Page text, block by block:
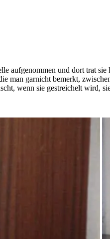
aufgenommen und dort trat
man garnicht bemerkt,
wenn sie gestreichelt wird,